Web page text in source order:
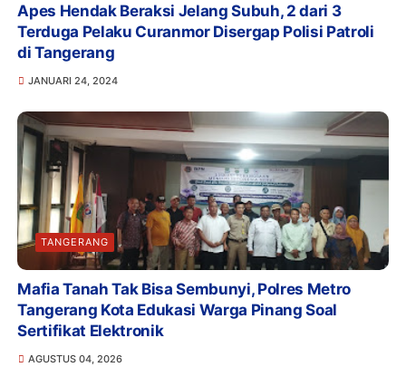
Apes Hendak Beraksi Jelang Subuh, 2 dari 3
Terduga Pelaku Curanmor Disergap Polisi Patroli
di Tangerang
JANUARI 24, 2024
TANGERANG
Mafia Tanah Tak Bisa Sembunyi, Polres Metro
Tangerang Kota Edukasi Warga Pinang Soal
Sertifikat Elektronik
AGUSTUS 04, 2026